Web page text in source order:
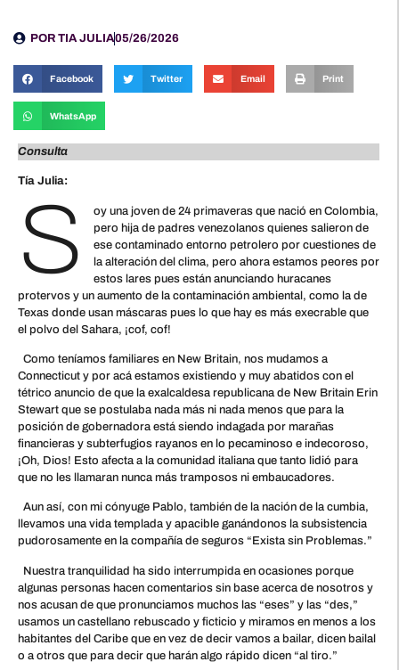
POR TIA JULIA05/26/2026
Facebook Twitter Email Print
WhatsApp
Consulta
Tía Julia:
S
oy una joven de 24 primaveras que nació en Colombia,
pero hija de padres venezolanos quienes salieron de
ese contaminado entorno petrolero por cuestiones de
la alteración del clima, pero ahora estamos peores por
estos lares pues están anunciando huracanes
protervos y un aumento de la contaminación ambiental, como la de
Texas donde usan máscaras pues lo que hay es más execrable que
el polvo del Sahara, ¡cof, cof!
Como teníamos familiares en New Britain, nos mudamos a
Connecticut y por acá estamos existiendo y muy abatidos con el
tétrico anuncio de que la exalcaldesa republicana de New Britain Erin
Stewart que se postulaba nada más ni nada menos que para la
posición de gobernadora está siendo indagada por marañas
financieras y subterfugios rayanos en lo pecaminoso e indecoroso,
¡Oh, Dios! Esto afecta a la comunidad italiana que tanto lidió para
que no les llamaran nunca más tramposos ni embaucadores.
Aun así, con mi cónyuge Pablo, también de la nación de la cumbia,
llevamos una vida templada y apacible ganándonos la subsistencia
pudorosamente en la compañía de seguros “Exista sin Problemas.”
Nuestra tranquilidad ha sido interrumpida en ocasiones porque
algunas personas hacen comentarios sin base acerca de nosotros y
nos acusan de que pronunciamos muchos las “eses” y las “des,”
usamos un castellano rebuscado y ficticio y miramos en menos a los
habitantes del Caribe que en vez de decir vamos a bailar, dicen bailal
o a otros que para decir que harán algo rápido dicen “al tiro.”